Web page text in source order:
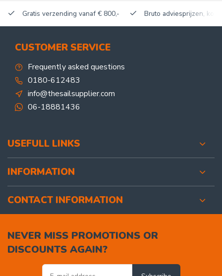
Gratis verzending vanaf € 800,- Bruto adviesprijzen,
CUSTOMER SERVICE
Frequently asked questions
0180-612483
info@thesailsupplier.com
06-18881436
USEFULL LINKS
INFORMATION
CONTACT INFORMATION
NEVER MISS PROMOTIONS OR
DISCOUNTS AGAIN?